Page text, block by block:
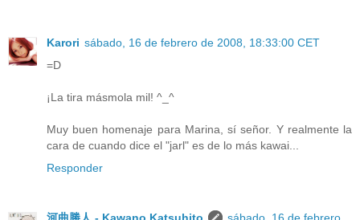
Karori sábado, 16 de febrero de 2008, 18:33:00 CET
=D
¡La tira másmola mil! ^_^
Muy buen homenaje para Marina, sí señor. Y realmente la
cara de cuando dice el "jarl" es de lo más kawai...
Responder
河曲勝人 - Kawano Katsuhito
sábado, 16 de febrero